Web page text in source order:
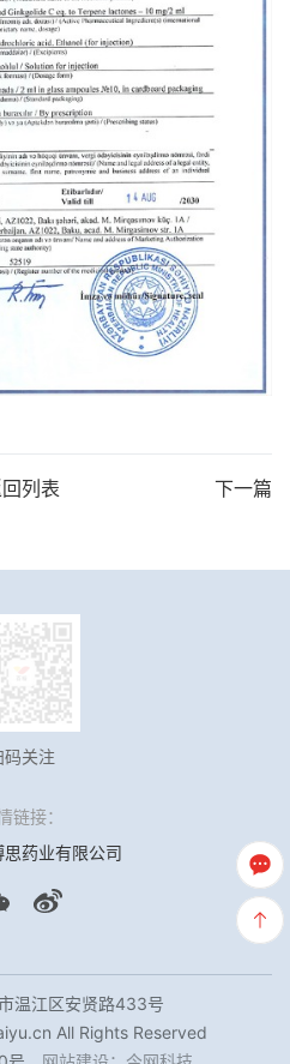
列表 下一篇
码关注
链接：
思药业有限公司
温江区安贤路433号
All Rights Reserved